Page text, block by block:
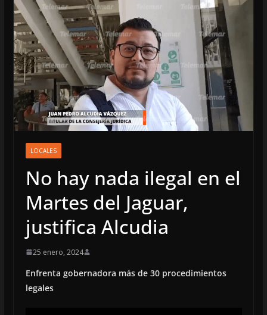
LOCALES
No hay nada ilegal en el
Martes del Jaguar,
justifica Alcudia
25 enero, 2024
Enfrenta gobernadora más de 30 procedimientos
legales